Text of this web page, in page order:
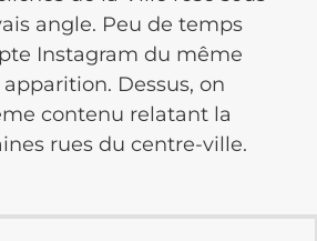
angle. Peu de temps
Instagram du même
Dessus, on
contenu relatant la
rues du centre-ville.